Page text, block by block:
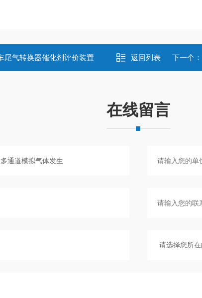
尾气转换器催化剂评价装置 返回列表 下一个：
在线留言